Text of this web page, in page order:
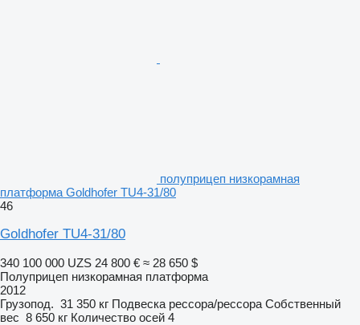
полуприцеп низкорамная
платформа Goldhofer TU4-31/80
46
Goldhofer TU4-31/80
340 100 000 UZS 24 800 € ≈ 28 650 $
Полуприцеп низкорамная платформа
2012
Грузопод. 31 350 кг Подвеска рессора/рессора Собственный
вес 8 650 кг Количество осей 4